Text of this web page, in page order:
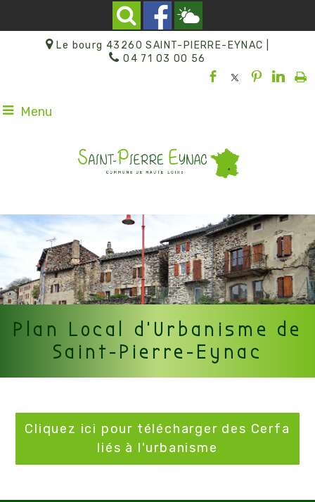
Le bourg 43260 SAINT-PIERRE-EYNAC |
04 71 03 00 56
Menu
Plan Local d'Urbanisme de
Saint-Pierre-Eynac
Cliquez ici pour télécharger des Cerfa
liés à l'urbanisme